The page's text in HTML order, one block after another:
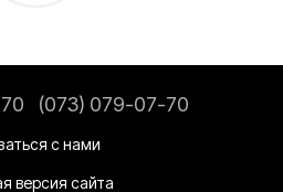
(073) 079-07-70
с нами
версия сайта